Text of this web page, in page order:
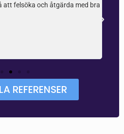
att felsöka och åtgärda med bra
REFERENSER